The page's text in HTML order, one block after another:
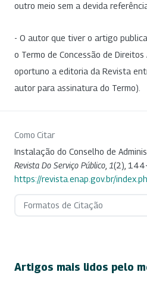
outro meio sem a devida
- O autor que tiver o artigo
o Termo de Concessão de
oportuno a editoria da Revista
autor para assinatura do Termo).
Como Citar
Instalação do Conselho de
Revista Do Serviço Público 1(2),
https://revista.enap.gov.br/
Formatos de Citação
Artigos mais lidos pelo